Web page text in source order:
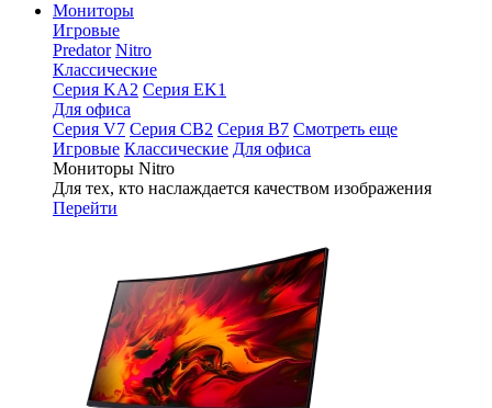
Мониторы
Игровые
Predator Nitro
Классические
Серия KA2 Серия EK1
Для офиса
Серия V7 Серия CB2 Серия B7 Смотреть еще
Игровые Классические Для офиса
Мониторы Nitro
Для тех, кто наслаждается качеством изображения
Перейти